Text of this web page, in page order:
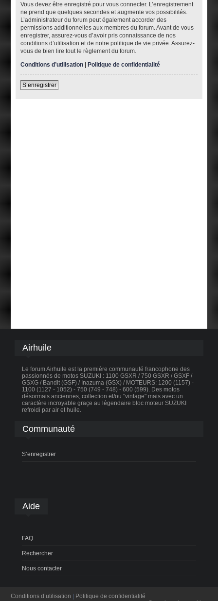
Vous devez être enregistré pour vous connecter. L’enregistrement
ne prend que quelques secondes et augmente vos possibilités.
L’administrateur du forum peut également accorder des
permissions additionnelles aux membres du forum. Avant de vous
enregistrer, assurez-vous d’avoir pris connaissance de nos
conditions d’utilisation et de notre politique de vie privée. Assurez-
vous de bien lire tout le règlement du forum.
Conditions d’utilisation |Politique de confidentialité
S’enregistrer
Airhuile
Le forum Airhuile est la première communauté francophone des
passionnés de motos SUZUKI : 1100 GSXR / 750 GSXR / GSXF /
GSXG / Bandit (GSF) / Inazuma (GSX) / MOTEURS: 1200 (1157) -
1100 (1127 - 1052) - 750 (749 - 748) - 600 (599). Des motos
désormais anciennes, collection et/ou "vintage" mais avec un
caractère incroyable graçe au légendaire bloc moteur SUZUKI
refroidi par air et huile.
Communauté
S’enregistrer
Aide
FAQ
Rechercher
Nous contacter
Conditions d’utilisation | Politique de confidentialité